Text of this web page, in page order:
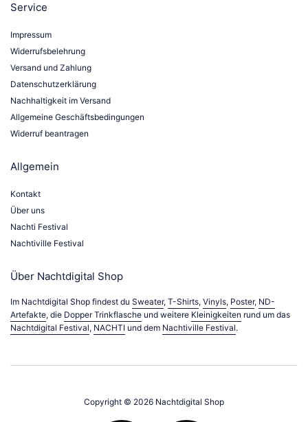
Service
Impressum
Widerrufsbelehrung
Versand und Zahlung
Datenschutzerklärung
Nachhaltigkeit im Versand
Allgemeine Geschäftsbedingungen
Widerruf beantragen
Allgemein
Kontakt
Über uns
Nachti Festival
Nachtiville Festival
Über Nachtdigital Shop
Im Nachtdigital Shop findest du Sweater, T-Shirts, Vinyls, Poster, ND-
Artefakte, die Dopper Trinkflasche und weitere Kleinigkeiten rund um das
Nachtdigital Festival, NACHTI und dem Nachtiville Festival.
Copyright © 2026 Nachtdigital Shop